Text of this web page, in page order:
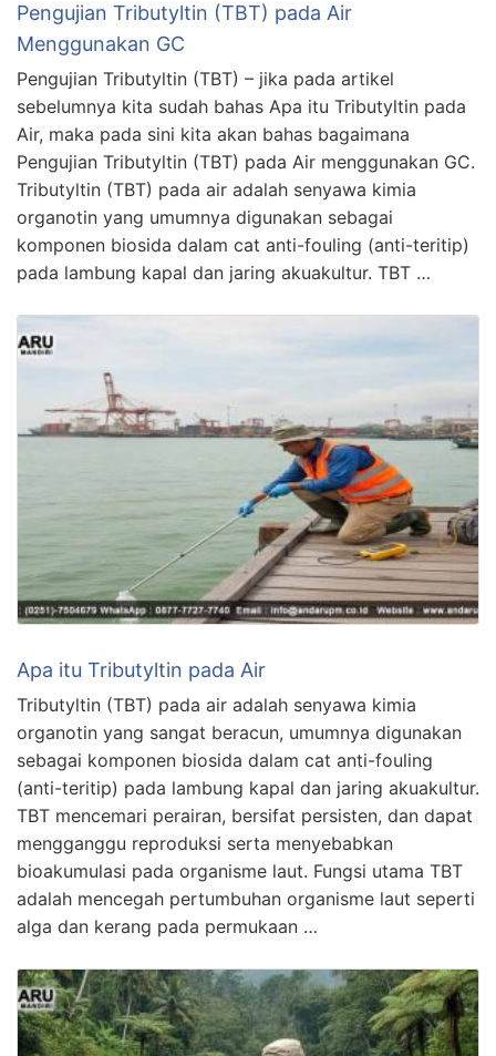
Pengujian Tributyltin (TBT) pada Air
Menggunakan GC
Pengujian Tributyltin (TBT) – jika pada artikel
sebelumnya kita sudah bahas Apa itu Tributyltin pada
Air, maka pada sini kita akan bahas bagaimana
Pengujian Tributyltin (TBT) pada Air menggunakan GC.
Tributyltin (TBT) pada air adalah senyawa kimia
organotin yang umumnya digunakan sebagai
komponen biosida dalam cat anti-fouling (anti-teritip)
pada lambung kapal dan jaring akuakultur. TBT …
Apa itu Tributyltin pada Air
Tributyltin (TBT) pada air adalah senyawa kimia
organotin yang sangat beracun, umumnya digunakan
sebagai komponen biosida dalam cat anti-fouling
(anti-teritip) pada lambung kapal dan jaring akuakultur.
TBT mencemari perairan, bersifat persisten, dan dapat
mengganggu reproduksi serta menyebabkan
bioakumulasi pada organisme laut. Fungsi utama TBT
adalah mencegah pertumbuhan organisme laut seperti
alga dan kerang pada permukaan …